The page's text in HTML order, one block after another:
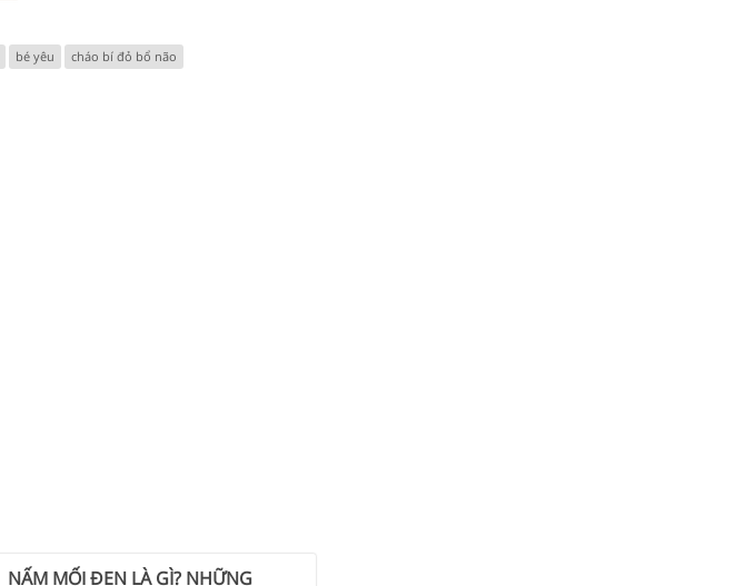
bé yêu cháo bí đỏ bổ não
NẤM MỐI ĐEN LÀ GÌ? NHỮNG